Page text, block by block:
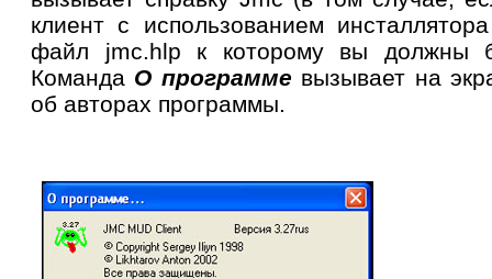
клиент с использованием
файл jmc.hlp
к которому вы должны
Команда О программе вызывает на
об авторах программы.